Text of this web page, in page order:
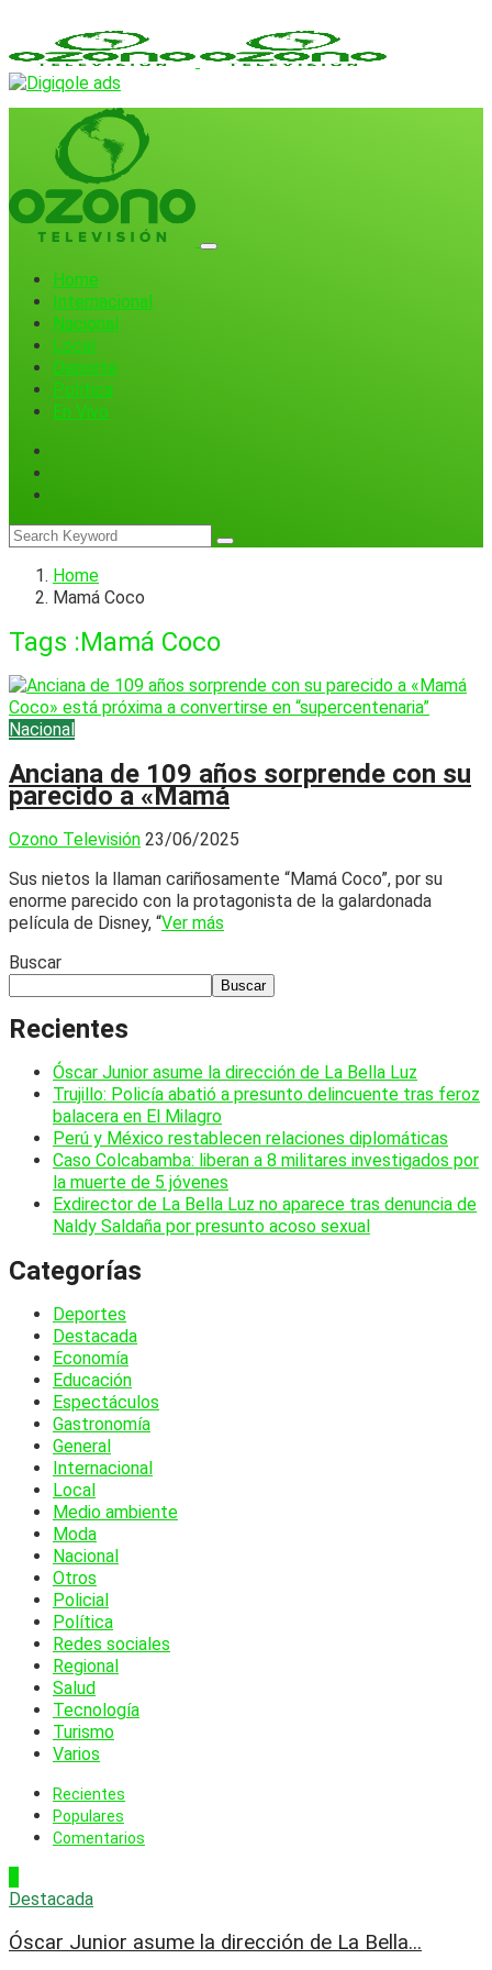
Home
Internacional
Nacional
Local
Deporte
Política
En Vivo
Home
Mamá Coco
Tags :Mamá Coco
Nacional
Anciana de 109 años sorprende con su
parecido a «Mamá
Ozono Televisión 23/06/2025
Sus nietos la llaman cariñosamente “Mamá Coco”, por su
enorme parecido con la protagonista de la galardonada
película de Disney, “Ver más
Buscar
Buscar
Recientes
Óscar Junior asume la dirección de La Bella Luz
Trujillo: Policía abatió a presunto delincuente tras feroz
balacera en El Milagro
Perú y México restablecen relaciones diplomáticas
Caso Colcabamba: liberan a 8 militares investigados por
la muerte de 5 jóvenes
Exdirector de La Bella Luz no aparece tras denuncia de
Naldy Saldaña por presunto acoso sexual
Categorías
Deportes
Destacada
Economía
Educación
Espectáculos
Gastronomía
General
Internacional
Local
Medio ambiente
Moda
Nacional
Otros
Policial
Política
Redes sociales
Regional
Salud
Tecnología
Turismo
Varios
Recientes
Populares
Comentarios
Destacada
Óscar Junior asume la dirección de La Bella...